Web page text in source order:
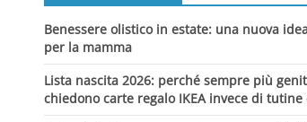
Benessere olistico in estate: una nuova
per la mamma
Lista nascita 2026: perché sempre più
chiedono carte regalo IKEA invece di tutine